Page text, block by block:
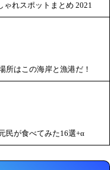
ゃれスポットまとめ 2021
所はこの海岸と漁港だ！
民が食べてみた16選+α